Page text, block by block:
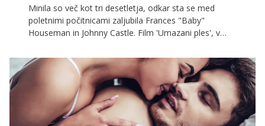
Minila so več kot tri desetletja, odkar sta se med
poletnimi počitnicami zaljubila Frances "Baby"
Houseman in Johnny Castle. Film 'Umazani ples', v
Patrick Swayze, je na filmska platna prišel leta 1987,
takrat pa nihče ni pričakoval, da bo postal tako velika
uspešnica in eden izmed najbolj kultnih plesnih filmov.